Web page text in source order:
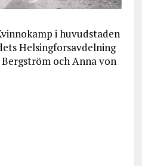
i huvudstaden
Helsingforsavdelning
och Anna von